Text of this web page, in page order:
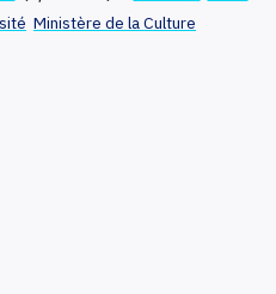
Ministère de la Culture